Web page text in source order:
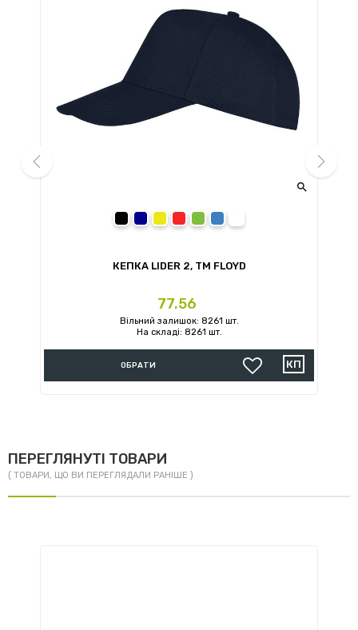

КЕПКА LIDER 2, TM FLOYD
Ціна
77.56
Вільний залишок: 8261 шт.
На складі: 8261 шт.
ОБРАТИ
ПЕРЕГЛЯНУТІ ТОВАРИ
( ТОВАРИ, ЩО ВИ ПЕРЕГЛЯДАЛИ РАНІШЕ )